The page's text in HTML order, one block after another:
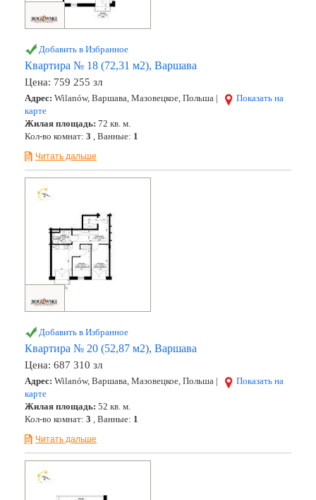
Добавить в Избранное
Квартира № 18 (72,31 м2), Варшава
Цена: 759 255 зл
Адрес: Wilanów, Варшава, Мазовецкое, Польша |
Показать на
карте
Жилая площадь: 72 кв. м.
Кол-во комнат: 3 , Ванные: 1
Читать дальше
Добавить в Избранное
Квартира № 20 (52,87 м2), Варшава
Цена: 687 310 зл
Адрес: Wilanów, Варшава, Мазовецкое, Польша |
Показать на
карте
Жилая площадь: 52 кв. м.
Кол-во комнат: 3 , Ванные: 1
Читать дальше